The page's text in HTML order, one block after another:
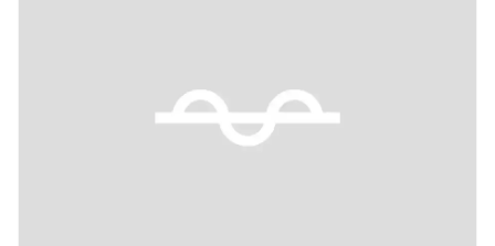
Previous slide